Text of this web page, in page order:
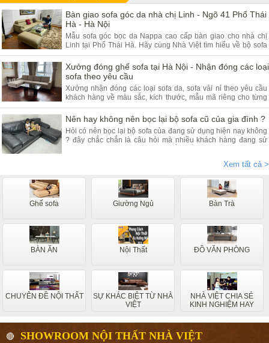
Bàn giao sofa góc da nhà chị Linh - Ngõ 41 Phố Thái
Hà - Hà Nội
Mẫu sofa góc bọc da Nappa cao cấp bàn giao cho nhà chị
Linh tại Phố Thái Hà. Hãy cùng Nhà Việt tìm hiểu về bộ sofa
góc da và ưu điểm của sản phẩm.
Xưởng đóng ghế sofa tại Hà Nội - Nhận đóng các loại
sofa theo yêu cầu
Xưởng nhận đóng các loại sofa da, sofa vải nỉ theo yêu cầu
khách hàng về màu sắc, kích thước, mẫu mã riêng cho từng
khách hàng. Quý khách đang có nhu cầu tìm xưởng sofa hãy
tham khảo bài viết dưới đây.
Nên hay không nên bọc lại bộ sofa cũ của gia đình ?
Hỏi có nên bọc lại bộ sofa của đang sử dụng hiện nay không
? đây chắc chắn là câu hỏi mà nhiều khách hàng đang sử
Xem tất cả >
Ghế sofa Giường Ngủ Bàn Trà
BÀN ĂN Nội Thất ĐỒ VĂN PHÒNG
CHUYÊN ĐỀ NỘI THẤT
SỰ KHÁC BIỆT TỪ NHÀ
VIỆT
NHÀ VIỆT CHIA SẺ
KINH NGHIỆM HAY
🔴 SHOWROOM NỘI THẤT NHÀ VIỆT